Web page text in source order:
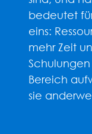
bedeutet
eins:
mehr Zeit
Bereich
sie